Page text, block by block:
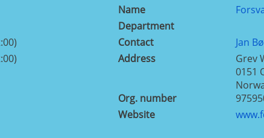
Name
Department
Contact
Jan
Address
Grev
0151
Org. number
Website